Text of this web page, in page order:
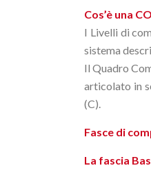
Cos’è una
I Livelli di
sistema
Il Quadro
articolato in
(C).
Fasce di
La fascia